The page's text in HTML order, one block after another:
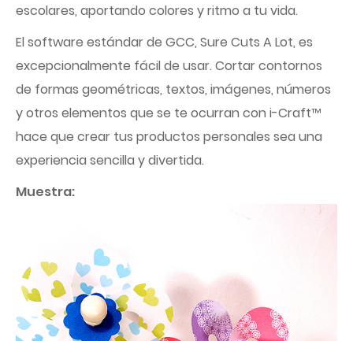
escolares, aportando colores y ritmo a tu vida.
El software estándar de GCC, Sure Cuts A Lot, es
excepcionalmente fácil de usar. Cortar contornos
de formas geométricas, textos, imágenes, números
y otros elementos que se te ocurran con i-Craft™
hace que crear tus productos personales sea una
experiencia sencilla y divertida.
Muestra: